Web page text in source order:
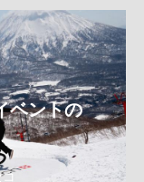
ベントの
コ